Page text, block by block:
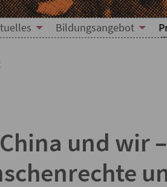
Bildungsangebot
und wir